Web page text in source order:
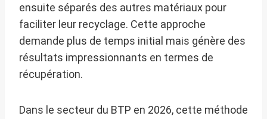
ensuite séparés des autres matériaux pour
faciliter leur recyclage. Cette approche
demande plus de temps initial mais génère des
résultats impressionnants en termes de
récupération.
Dans le secteur du BTP en 2026, cette méthode